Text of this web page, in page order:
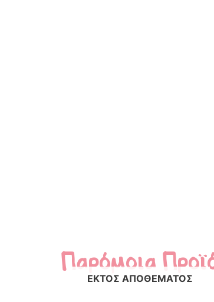
Παρόμοια
ΕΚΤΌΣ ΑΠΟΘΈΜΑΤΟΣ